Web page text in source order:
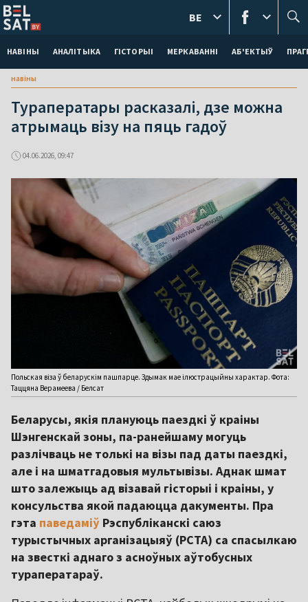
НАВІНЫ АНАЛІТЫКА ГІСТОРЫІ МЕРКАВАННI АБ'ЕКТЫЎ
BE
навіны
Тураператары расказалі, дзе можна
атрымаць візу на пяць гадоў
04.06.2026, 09:47
Польская віза ў беларускім пашпарце. Здымак мае ілюстрацыйны характар. Фота:
Таццяна Верамеева / Белсат
Беларусы, якія плануюць паездкі ў краіны
Шэнгенскай зоны, па-ранейшаму могуць
разлічваць не толькі на візы пад даты паездкі,
але і на шматгадовыя мультывізы. Аднак шмат
што залежыць ад візавай гісторыі і краіны, у
консульства якой падаюцца дакументы. Пра
гэта паведаміў Рэспубліканскі саюз
турыстычных арганізацыяў (РСТА) са спасылкаю
на звесткі аднаго з асноўных аўтобусных
тураператараў.